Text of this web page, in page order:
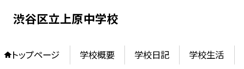
渋谷区立上原中学校
トップページ 学校概要 学校日記 学校生活